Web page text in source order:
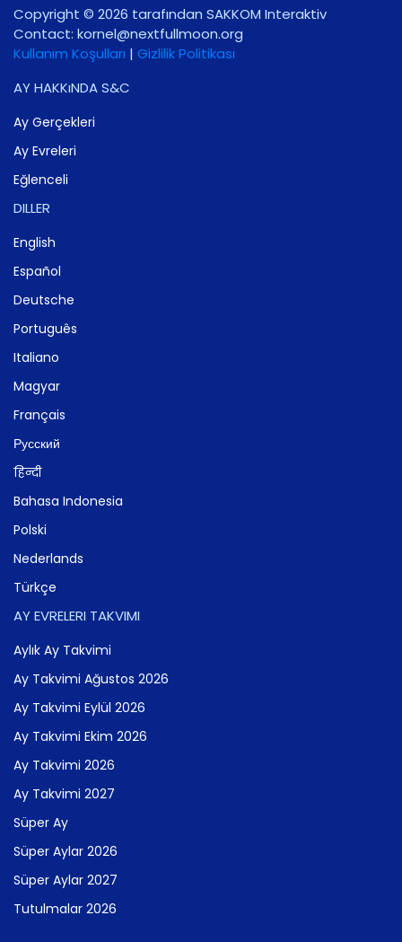
Copyright © 2026 tarafından SAKKOM Interaktiv
Contact: gro.noomlluftxen@lenrok
Kullanım Koşulları | Gizlilik Politikası
AY HAKKıNDA S&C
Ay Gerçekleri
Ay Evreleri
Eğlenceli
DILLER
English
Español
Deutsche
Português
Italiano
Magyar
Français
Русский
हिन्दी
Bahasa Indonesia
Polski
Nederlands
Türkçe
AY EVRELERI TAKVIMI
Aylık Ay Takvimi
Ay Takvimi Ağustos 2026
Ay Takvimi Eylül 2026
Ay Takvimi Ekim 2026
Ay Takvimi 2026
Ay Takvimi 2027
Süper Ay
Süper Aylar 2026
Süper Aylar 2027
Tutulmalar 2026